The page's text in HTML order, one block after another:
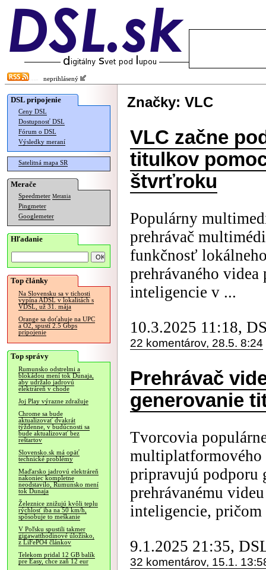
neprihlásený
DSL pripojenie
Ceny DSL
Dostupnosť DSL
Fórum o DSL
Výsledky meraní
Satelitná mapa SR
Merače
Speedmeter Merania
Pingmeter
Googlemeter
Hľadanie
Top články
Na Slovensku sa v tichosti
vypína ADSL v lokalitách s
VDSL, už 31. mája
Orange sa doťahuje na UPC
a O2, spustí 2.5 Gbps
pripojenie
Top správy
Rumunsko odstrelmi a
blokádou mení tok Dunaja,
aby udržalo jadrovú
elektráreň v chode
Joj Play výrazne zdražuje
Chrome sa bude
aktualizovať dvakrát
týždenne, v budúcnosti sa
bude aktualizovať bez
reštartov
Slovensko.sk má opäť
technické problémy
Maďarsko jadrovú elektráreň
nakoniec kompletne
neodstavilo, Rumunsko mení
tok Dunaja
Železnice znižujú kvôli teplu
rýchlosť iba na 50 km/h,
spôsobuje to meškanie
V Poľsku spustili takmer
gigawatthodinové úložisko,
z LiFePO4 článkov
Telekom pridal 12 GB balík
pre Easy, chce zaň 12 eur
Značky: VLC
VLC začne
titulkov
štvrťroku
Populárny
prehrávač
funkčnosť
prehrávaného
inteligencie v ...
10.3.2025 11:18,
22 komentárov, 28.5. 8:24
Prehrávač
generovanie
Tvorcovia
pripravujú podporu
prehrávanému
inteligencie, pričom
9.1.2025 21:35,
32 komentárov, 15.1.